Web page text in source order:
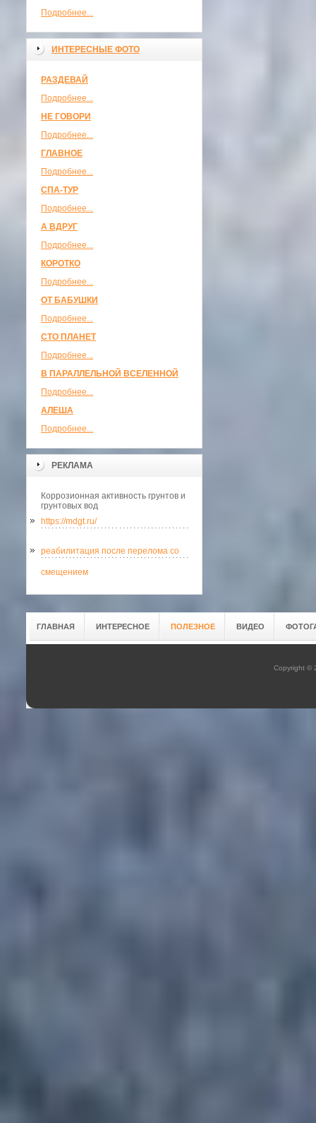
Подробнее...
ИНТЕРЕСНЫЕ ФОТО
РАЗДЕВАЙ
Подробнее...
НЕ ГОВОРИ
Подробнее...
ГЛАВНОЕ
Подробнее...
СПА-ТУР
Подробнее...
А ВДРУГ
Подробнее...
КОРОТКО
Подробнее...
ОТ БАБУШКИ
Подробнее...
СТО ПЛАНЕТ
Подробнее...
В ПАРАЛЛЕЛЬНОЙ ВСЕЛЕННОЙ
Подробнее...
АЛЕША
Подробнее...
РЕКЛАМА
Коррозионная активность грунтов и
грунтовых вод
https://mdgt.ru/
реабилитация после перелома со
смещением
ГЛАВНАЯ ИНТЕРЕСНОЕ ПОЛЕЗНОЕ ВИДЕО
Copyright ©